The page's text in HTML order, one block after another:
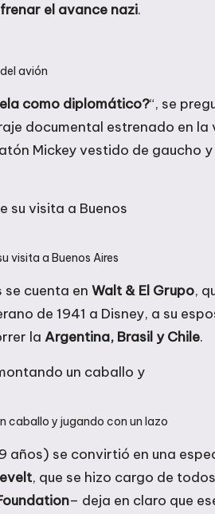
el avance nazi.
avión
como diplomático?“, se
documental estrenado en la
Mickey vestido de gaucho y
visita a Buenos Aires
cuenta en Walt & El Grupo,
de 1941 a Disney, a su
la Argentina, Brasil y Chile.
caballo y jugando con un lazo
años) se convirtió en una
, que se hizo cargo de
– deja en claro que